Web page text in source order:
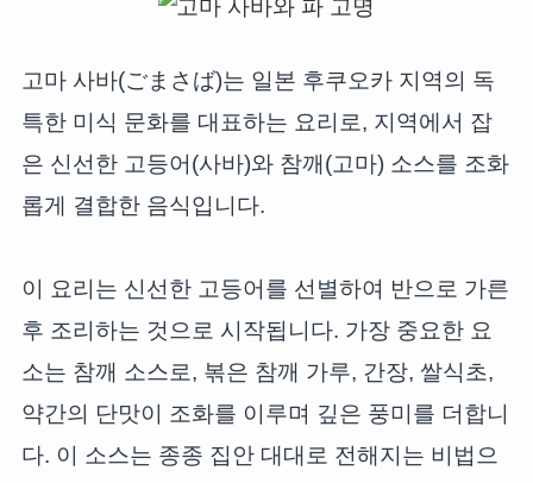
고마 사바(ごまさば)는 일본 후쿠오카 지역의 독
특한 미식 문화를 대표하는 요리로, 지역에서 잡
은 신선한 고등어(사바)와 참깨(고마) 소스를 조화
롭게 결합한 음식입니다.
이 요리는 신선한 고등어를 선별하여 반으로 가른
후 조리하는 것으로 시작됩니다. 가장 중요한 요
소는 참깨 소스로, 볶은 참깨 가루, 간장, 쌀식초,
약간의 단맛이 조화를 이루며 깊은 풍미를 더합니
다. 이 소스는 종종 집안 대대로 전해지는 비법으